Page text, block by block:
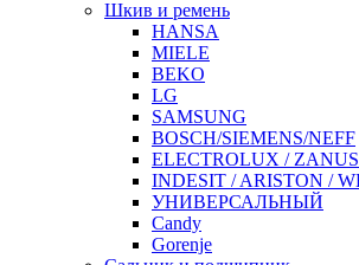
Шкив и ремень
HANSA
MIELE
BEKO
LG
SAMSUNG
BOSCH/SIEMENS/NEFF
ELECTROLUX /
INDESIT / ARISTON /
УНИВЕРСАЛЬНЫЙ
Candy
Gorenje